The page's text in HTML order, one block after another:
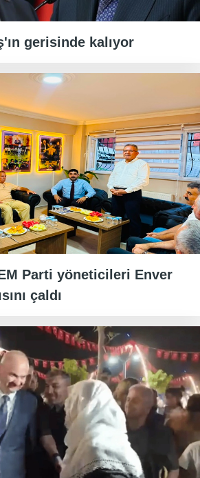
gerisinde kalıyor
Parti yöneticileri Enver
çaldı